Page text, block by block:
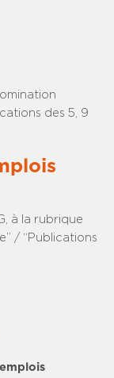
des 5, 9
à la rubrique
/ “Publications